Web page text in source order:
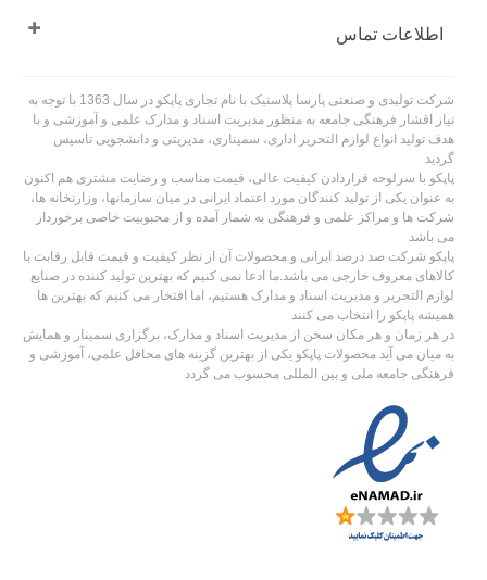
اطلاعات تماس
شرکت تولیدی و صنعتی پارسا پلاستیک با نام تجاری پاپکو در سال 1363 با توجه به
نیاز اقشار فرهنگی جامعه به منظور مدیریت اسناد و مدارک علمی و آموزشی و با
هدف تولید انواع لوازم التحریر اداری، سمیناری، مدیریتی و دانشجویی تاسیس
گردید
پاپکو با سرلوحه قراردادن کیفیت عالی، قیمت مناسب و رضایت مشتری هم اکنون
به عنوان یکی از تولید کنندگان مورد اعتماد ایرانی در میان سازمانها، وزارتخانه ها،
شرکت ها و مراکز علمی و فرهنگی به شمار آمده و از محبوبیت خاصی برخوردار
می باشد
پاپکو شرکت صد درصد ایرانی و محصولات آن از نظر کیفیت و قیمت قابل رقابت با
کالاهای معروف خارجی می باشد.ما ادعا نمی کنیم که بهترین تولید کننده در صنایع
لوازم التحریر و مدیریت اسناد و مدارک هستیم، اما افتخار می کنیم که بهترین ها
همیشه پاپکو را انتخاب می کنند
در هر زمان و هر مکان سخن از مدیریت اسناد و مدارک، برگزاری سمینار و همایش
به میان می آید محصولات پاپکو یکی از بهترین گزینه های محافل علمی، آموزشی و
فرهنگی جامعه ملی و بین المللی محسوب می گردد